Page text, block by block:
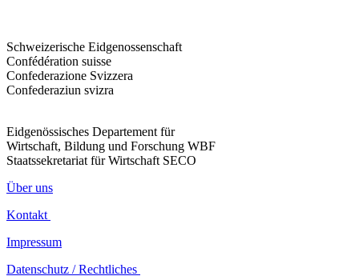
Schweizerische Eidgenossenschaft
Confédération suisse
Confederazione Svizzera
Confederaziun svizra
Eidgenössisches Departement für
Wirtschaft, Bildung und Forschung WBF
Staatssekretariat für Wirtschaft SECO
Über uns
Kontakt
Impressum
Datenschutz / Rechtliches